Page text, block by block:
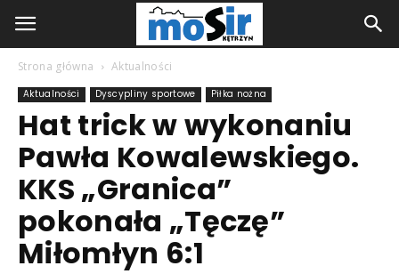
Strona główna Aktualności
Aktualności Dyscypliny sportowe Piłka nożna
Hat trick w wykonaniu
Pawła Kowalewskiego.
KKS „Granica”
pokonała „Tęczę”
Miłomłyn 6:1